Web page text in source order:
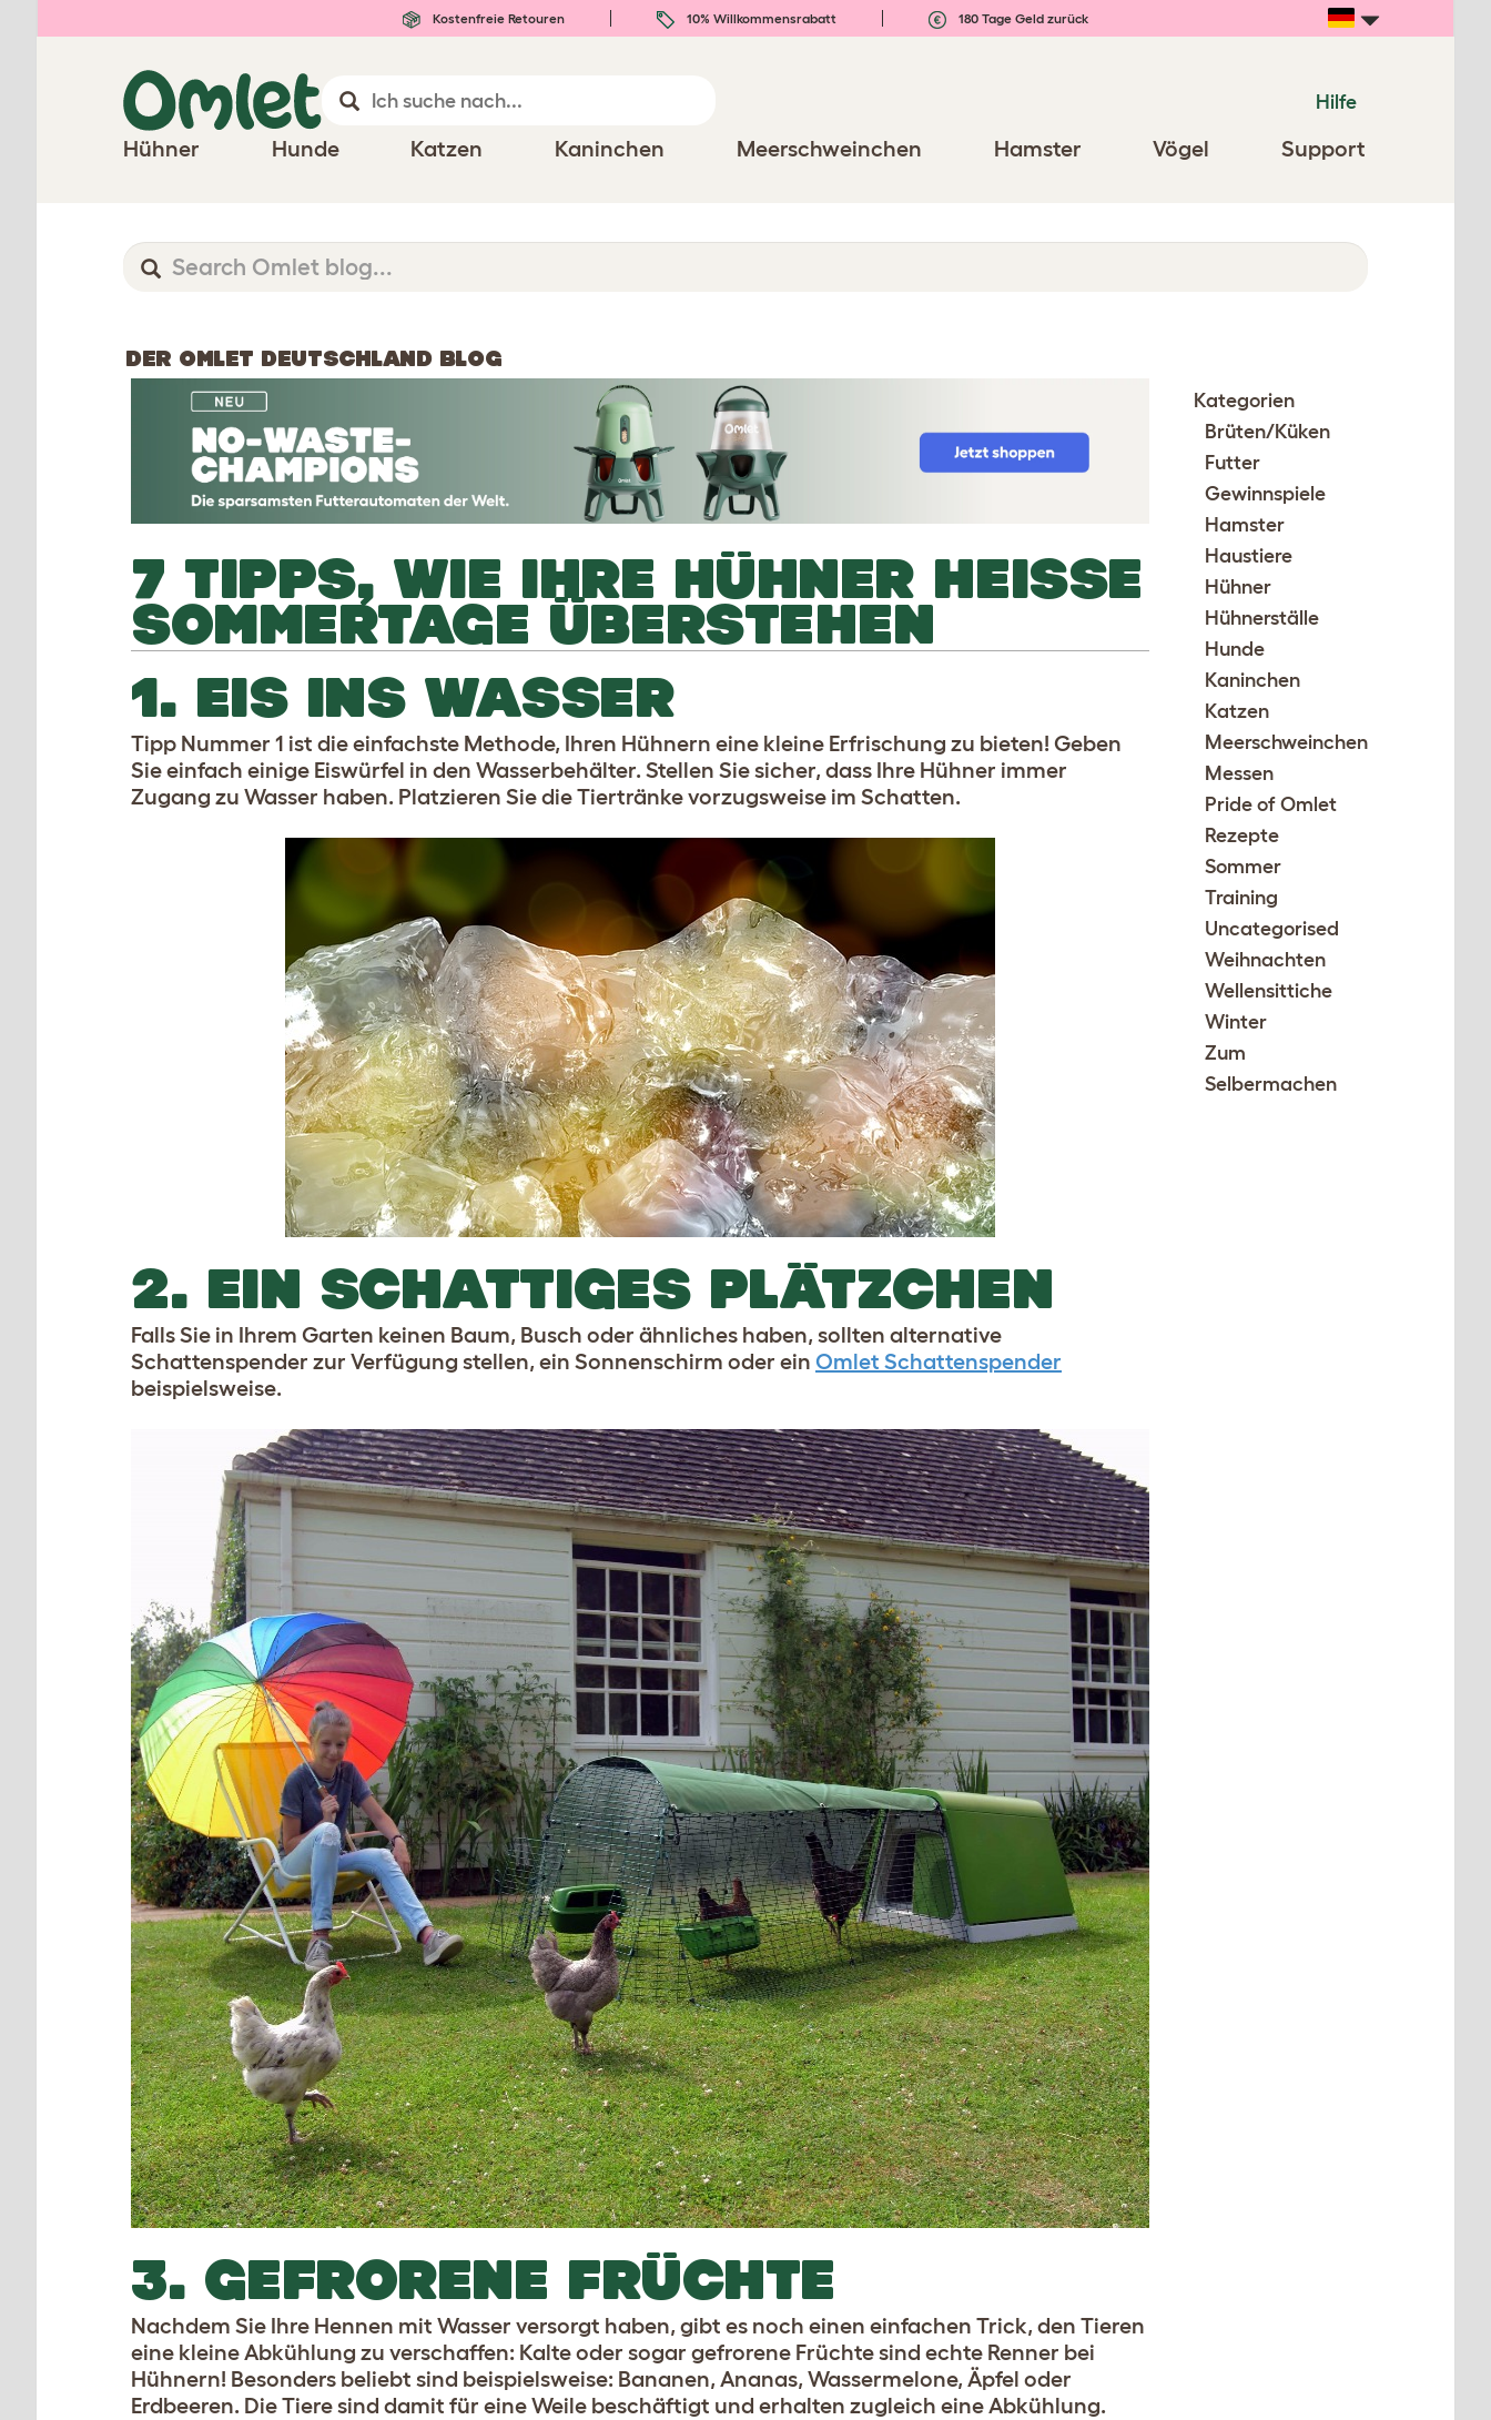
Kostenfreie Retouren 10% Willkommensrabatt 180 Tage Geld zurück
Hilfe
Hühner Hunde Katzen Kaninchen Meerschweinchen Hamster Vögel Support
DER OMLET DEUTSCHLAND BLOG
7 TIPPS, WIE IHRE HÜHNER HEISSE S
OMMERTAGE ÜBERSTEHEN
1. EIS INS WASSER
Tipp Nummer 1 ist die einfachste Methode, Ihren Hühnern eine kleine Erfrischung zu bieten! Geben
Sie einfach einige Eiswürfel in den Wasserbehälter. Stellen Sie sicher, dass Ihre Hühner immer
Zugang zu Wasser haben. Platzieren Sie die Tiertränke vorzugsweise im Schatten.
2. EIN SCHATTIGES PLÄTZCHEN
Falls Sie in Ihrem Garten keinen Baum, Busch oder ähnliches haben, sollten alternative
Schattenspender zur Verfügung stellen, ein Sonnenschirm oder ein Omlet Schattenspender
beispielsweise.
3. GEFRORENE FRÜCHTE
Nachdem Sie Ihre Hennen mit Wasser versorgt haben, gibt es noch einen einfachen Trick, den Tieren
eine kleine Abkühlung zu verschaffen: Kalte oder sogar gefrorene Früchte sind echte Renner bei
Hühnern! Besonders beliebt sind beispielsweise: Bananen, Ananas, Wassermelone, Äpfel oder
Erdbeeren. Die Tiere sind damit für eine Weile beschäftigt und erhalten zugleich eine Abkühlung.
Kategorien
Brüten/Küken
Futter
Gewinnspiele
Hamster
Haustiere
Hühner
Hühnerställe
Hunde
Kaninchen
Katzen
Meerschweinchen
Messen
Pride of Omlet
Rezepte
Sommer
Training
Uncategorised
Weihnachten
Wellensittiche
Winter
Zum
Selbermachen